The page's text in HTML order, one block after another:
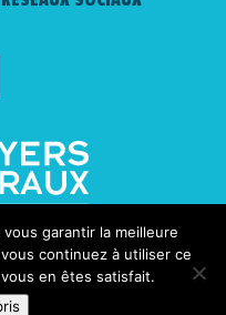
garantir la meilleure
continuez à utiliser ce
en êtes satisfait.